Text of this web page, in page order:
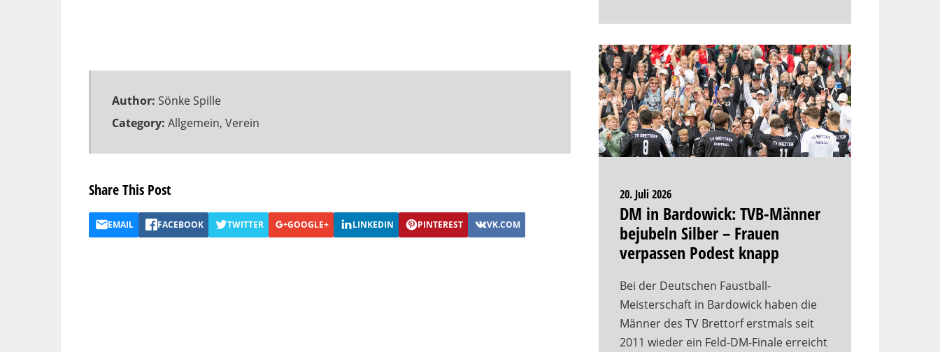
Author: Sönke Spille
Category: Allgemein, Verein
Share This Post
EMAIL FACEBOOK TWITTER GOOGLE+ LINKEDIN PINTEREST VK.COM
20. Juli 2026
DM in Bardowick: TVB-Männer
bejubeln Silber – Frauen
verpassen Podest knapp
Bei der Deutschen Faustball-
Meisterschaft in Bardowick haben die
Männer des TV Brettorf erstmals seit
2011 wieder ein Feld-DM-Finale erreicht